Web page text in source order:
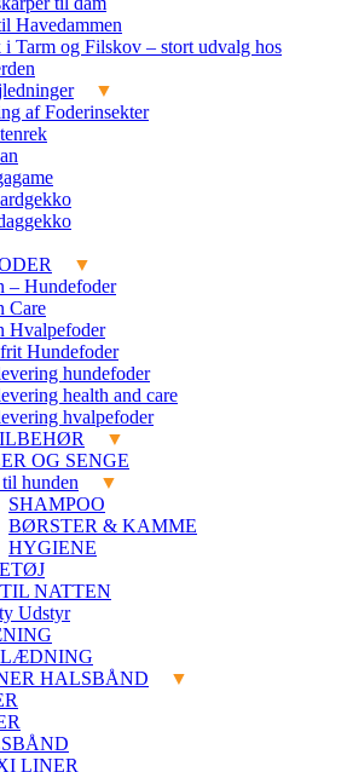
Havedammen
Tarm og Filskov – stort udvalg hos
af Foderinsekter
– Hundefoder
Care
Hvalpefoder
Hundefoder
hundefoder
health and care
hvalpefoder
OG SENGE
hunden
SHAMPOO
BØRSTER & KAMME
HYGIENE
NATTEN
Udstyr
HALSBÅND
LINER